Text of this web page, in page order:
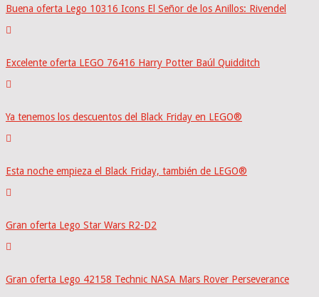
Buena oferta Lego 10316 Icons El Señor de los Anillos: Rivendel
Excelente oferta LEGO 76416 Harry Potter Baúl Quidditch
Ya tenemos los descuentos del Black Friday en LEGO®
Esta noche empieza el Black Friday, también de LEGO®
Gran oferta Lego Star Wars R2-D2
Gran oferta Lego 42158 Technic NASA Mars Rover Perseverance